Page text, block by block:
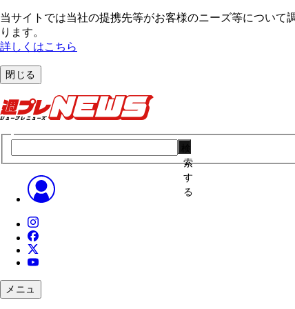
当サイトでは当社の提携先等がお客様のニーズ等について
ります。
詳しくはこちら
閉じる
索
す
る
メニュ